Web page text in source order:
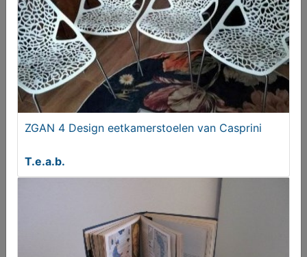
BIJZETTAFEL MET LATOEN KOPEREN BLAD
€ 275,00
ZGAN 4 Design eetkamerstoelen van Casprini
T.e.a.b.